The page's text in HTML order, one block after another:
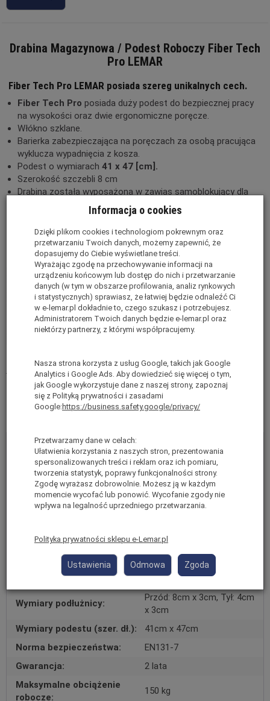
Drabina Magazynowa / Podest Roboczy Fiber Tech
Pro LEMAR
Fiber Tech Pro LEMAR posiada szereg unikalnych cech.
Fiber Tech Pro posiada duży podest do bezpiecznej pracy
na wysokości oraz dwie ergonomiczne poręcze.
Włókno szklane.
Barierka zabezpieczająca na poręczach za osobą pracująca
wyklucza wypadnięcia z kosza.
Podest o wymiarach 41 x 47 [cm].
Szerokość szczebli 8 cm
Drabina została wyposażona w zawias samoblokujący dla
zapewnienia maksymalnego bezpieczeństwa.
Dźwignia zabezpieczająca podest zapewnia maksymalną
stabilność.
Dopuszczalne obciążenie drabiny:150 kg.
Posiada certyfikat bezpieczeństwaPN-EN-131-7
Informacje o producencie
Dane techniczne
Kategoria:
Roboczy
Materiał:
Włókno szklane
Linia:
Profesjonalna
Ilość szczebli:
8
szer. wys.):
340cm x 65cm x 12cm
Wysokość stania:
230 cm
Wymiary podłużnicy:
Przód: 8cm x 3cm, Tył: 4cm
x 3cm
Wymiary podestu (szer. dł.):
41cm x 47cm
Norma bezpieczeństwa:
EN131-7
Gwarancja:
2 lata
Maksymalne obciążenie
robocze:
150 kg
Informacja o cookies
Dzięki plikom cookies i technologiom pokrewnym oraz
przetwarzaniu Twoich danych, możemy zapewnić, że
dopasujemy do Ciebie wyświetlane treści.
Wyrażając zgodę na przechowywanie informacji na
urządzeniu końcowym lub dostęp do nich i przetwarzanie
danych (w tym w obszarze profilowania, analiz rynkowych
i statystycznych) sprawiasz, że łatwiej będzie odnaleźć Ci
w e-lemar.pl dokładnie to, czego szukasz i potrzebujesz.
Administratorem Twoich danych będzie e-lemar.pl oraz
niektórzy partnerzy, z którymi współpracujemy.
Nasza strona korzysta z usług Google, takich jak Google
Analytics i Google Ads. Aby dowiedzieć się więcej o tym,
jak Google wykorzystuje dane z naszej strony, zapoznaj
się z Polityką prywatności i zasadami
Google: https://business.safety.google/privacy/
Przetwarzamy dane w celach:
Ułatwienia korzystania z naszych stron, prezentowania
spersonalizowanych treści i reklam oraz ich pomiaru,
tworzenia statystyk, poprawy funkcjonalności strony.
Zgodę wyrażasz dobrowolnie. Możesz ją w każdym
momencie wycofać lub ponowić. Wycofanie zgody nie
wpływa na legalność uprzedniego przetwarzania.
Polityka prywatności sklepu e-Lemar.pl
Ustawienia Odmowa Zgoda